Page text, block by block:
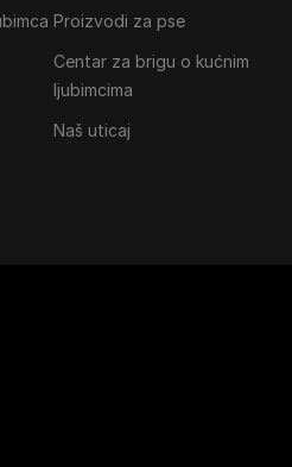
Proizvodi za pse
Centar za brigu o kućnim
ljubimcima
Naš uticaj